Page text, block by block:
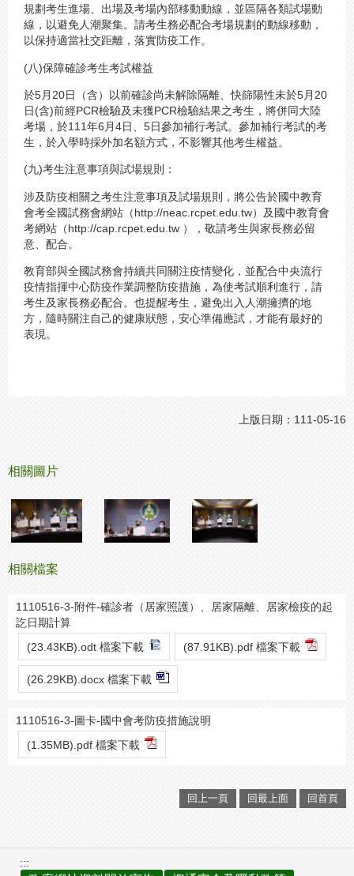
規劃考生進場、出場及考場內部移動動線，並區隔各類試場動
線，以避免人潮聚集。請考生務必配合考場規劃的動線移動，
以保持適當社交距離，落實防疫工作。
(八)保障確診考生考試權益
於5月20日（含）以前確診尚未解除隔離、快篩陽性未於5月20
日(含)前經PCR檢驗及未獲PCR檢驗結果之考生，將併同大陸
考場，於111年6月4日、5日參加補行考試。參加補行考試的考
生，於入學時採外加名額方式，不影響其他考生權益。
(九)考生注意事項與試場規則：
涉及防疫相關之考生注意事項及試場規則，將公告於國中教育
會考全國試務會網站（http://neac.rcpet.edu.tw）及國中教育會
考網站（http://cap.rcpet.edu.tw ），敬請考生與家長務必留
意、配合。
教育部與全國試務會持續共同關注疫情變化，並配合中央流行
疫情指揮中心防疫作業調整防疫措施，為使考試順利進行，請
考生及家長務必配合。也提醒考生，避免出入人潮擁擠的地
方，隨時關注自己的健康狀態，安心準備應試，才能有最好的
表現。
上版日期：111-05-16
相關圖片
相關檔案
1110516-3-附件-確診者（居家照護）、居家隔離、居家檢疫的起
訖日期計算
(23.43KB).odt 檔案下載
(87.91KB).pdf 檔案下載
(26.29KB).docx 檔案下載
1110516-3-圖卡-國中會考防疫措施說明
(1.35MB).pdf 檔案下載
回上一頁 回最上面 回首頁
:::